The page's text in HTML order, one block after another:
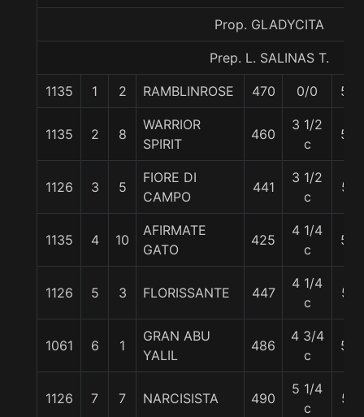
Prop. GLADYCITA
Prep. L. SALINAS T.
1135 1 2 RAMBLINROSE 470 0/0 58
1135 2 8
WARRIOR
SPIRIT
460
3 1/2
c
58
1126 3 5
FIORE DI
CAMPO
441
3 1/2
c
57
1135 4 10
AFIRMATE
GATO
425
4 1/4
c
58
1126 5 3 FLORISSANTE 447
4 1/4
c
57
1061 6 1
GRAN ABU
YALIL
486
4 3/4
c
58
1126 7 7 NARCISISTA 490
5 1/4
c
57